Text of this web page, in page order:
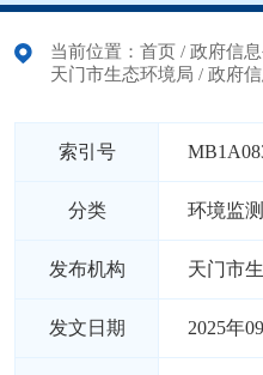
当前位置： 首页 / 政府信
天门市生态环境局 / 政府
索引号
分类 环境监
发布机构 天门市
发文日期 2025年